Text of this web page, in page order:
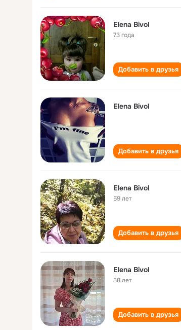
Elena Bivol
73 года
Добавить в друзья
Elena Bivol
Добавить в друзья
Elena Bivol
59 лет
Добавить в друзья
Elena Bivol
38 лет
Добавить в друзья